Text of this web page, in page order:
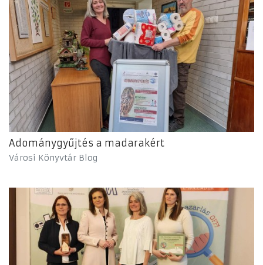
Adománygyűjtés a madarakért
Városi Könyvtár Blog